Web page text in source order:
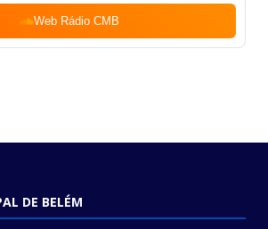
Web Rádio CMB
DE BELÉM